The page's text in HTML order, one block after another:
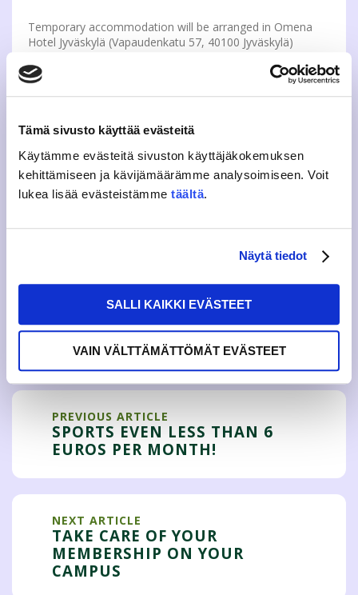
Tämä sivusto käyttää evästeitä
Käytämme evästeitä sivuston käyttäjäkokemuksen
kehittämiseen ja kävijämäärämme analysoimiseen. Voit
lukea lisää evästeistämme täältä.
Näytä tiedot
SALLI KAIKKI EVÄSTEET
VAIN VÄLTTÄMÄTTÖMÄT EVÄSTEET
Temporary accommodation will be arranged in Omena
Hotel Jyväskylä (Vapaudenkatu 57, 40100 Jyväskylä)
and it’s valid only for students using temporary
accommodation. The price includes accommodation in
Check the booking info, terms for booking and other
info:www.jyy.fi/en/temporary-accommodation
More information:
sopo-asiantuntija(a)jyy.fi
PREVIOUS ARTICLE
SPORTS EVEN LESS THAN 6
EUROS PER MONTH!
NEXT ARTICLE
TAKE CARE OF YOUR
MEMBERSHIP ON YOUR
CAMPUS